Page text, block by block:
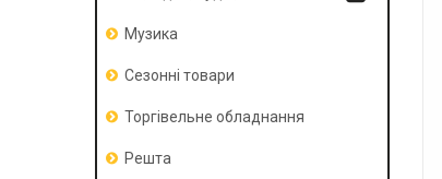
Музика
Сезонні товари
Торгівельне обладнання
Решта